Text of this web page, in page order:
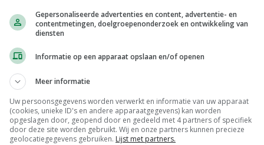
heel duidelijk dat veehouders zelf verantwoordelijk
gegevens doorgeven aan RVO of fouten
om de blokkade van hun bedrijf op te heffen
Gepersonaliseerde advertenties en content, advertentie- en
contentmetingen, doelgroepenonderzoek en ontwikkeling van
diensten
Informatie op een apparaat opslaan en/of openen
Meer informatie
Uw persoonsgegevens worden verwerkt en informatie van uw apparaat
(cookies, unieke ID's en andere apparaatgegevens) kan worden
opgeslagen door, geopend door en gedeeld met 4 partners of specifiek
door deze site worden gebruikt. Wij en onze partners kunnen precieze
geolocatiegegevens gebruiken. Lijst met partners.